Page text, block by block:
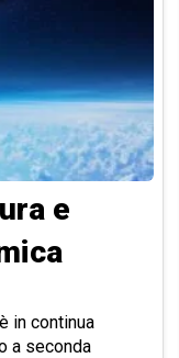
e
in continua
a seconda